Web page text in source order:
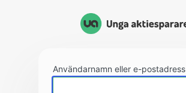
Användarnamn eller e-postadress